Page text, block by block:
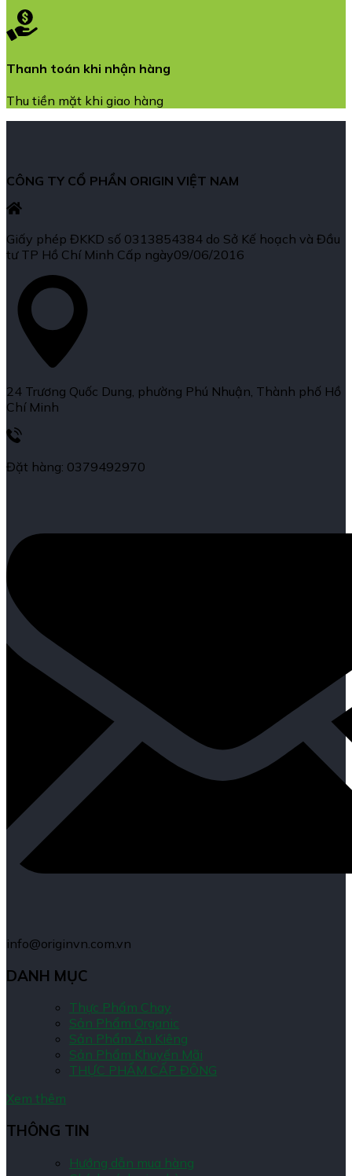
Thanh toán khi nhận hàng
Thu tiền mặt khi giao hàng
CÔNG TY CỔ PHẦN ORIGIN VIỆT NAM
Giấy phép ĐKKD số 0313854384 do Sở Kế hoạch và Đầu
tư TP Hồ Chí Minh Cấp ngày09/06/2016
24 Trương Quốc Dung, phường Phú Nhuận, Thành phố Hồ
Chí Minh
Đặt hàng: 0379492970
info@originvn.com.vn
DANH MỤC
Thực Phẩm Chay
Sản Phẩm Organic
Sản Phẩm Ăn Kiêng
Sản Phẩm Khuyến Mãi
THỰC PHẨM CẤP ĐÔNG
Xem thêm
THÔNG TIN
Hướng dẫn mua hàng